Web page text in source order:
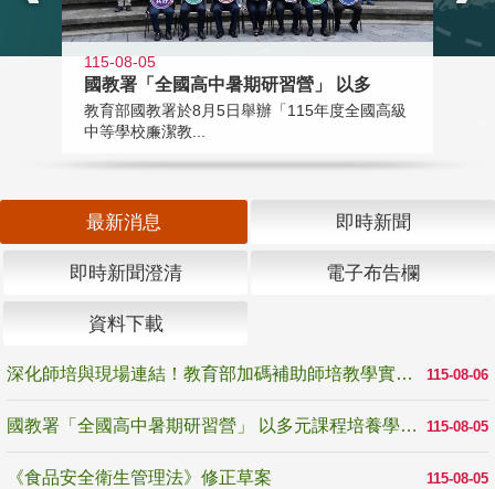
115-08-05
國教署「全國高中暑期研習營」 以多
教育部國教署於8月5日舉辦「115年度全國高級
中等學校廉潔教...
最新消息 即時新聞
即時新聞澄清 電子布告欄
資料下載
115-08-06
深化師培與現場連結！教育部加碼補助師培教學實踐研究 10月師培國際研討會交流教學實踐經驗
115-08-05
國教署「全國高中暑期研習營」 以多元課程培養學生瞭解誠信專業與倫理價值
115-08-05
《食品安全衛生管理法》修正草案